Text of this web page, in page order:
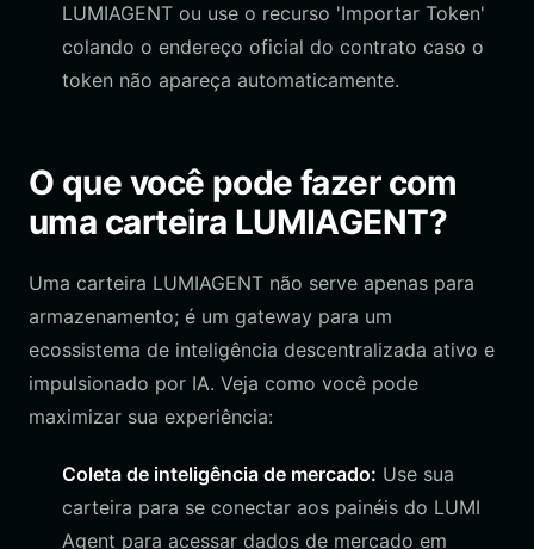
LUMIAGENT ou use o recurso 'Importar Token'
colando o endereço oficial do contrato caso o
token não apareça automaticamente.
O que você pode fazer com
uma carteira LUMIAGENT?
Uma carteira LUMIAGENT não serve apenas para
armazenamento; é um gateway para um
ecossistema de inteligência descentralizada ativo e
impulsionado por IA. Veja como você pode
maximizar sua experiência:
Coleta de inteligência de mercado: Use sua
carteira para se conectar aos painéis do LUMI
Agent para acessar dados de mercado em